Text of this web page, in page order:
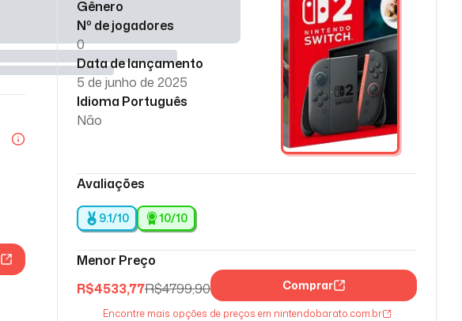
Gênero
Nº de jogadores
0
Data de lançamento
5 de junho de 2025
Idioma Português
Não
Avaliações
9.1/10 10/10
Menor Preço
R$4533,77R$4799,90 Comprar
Encontre mais opções de preços em nintendobarato.com.br